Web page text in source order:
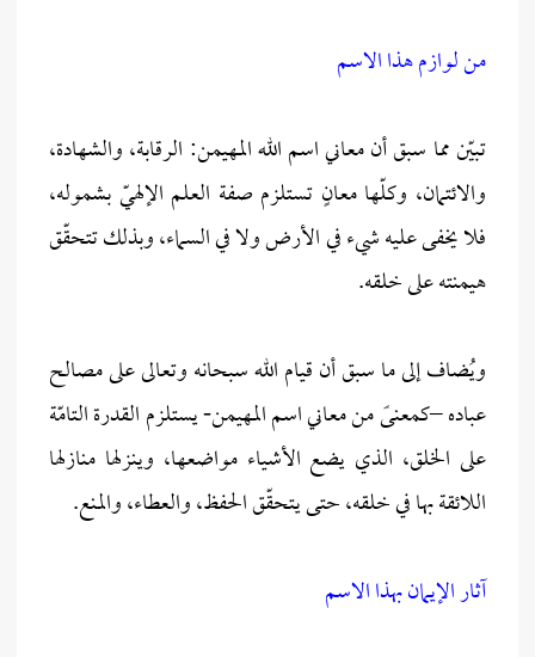
من لوازم هذا الاسم
تبيّن مما سبق أن معاني اسم الله المهيمن: الرقابة، والشهادة،
والائتمان، وكلّها معانٍ تستلزم صفة العلم الإلهيّ بشموله،
فلا يخفى عليه شيء في الأرض ولا في السماء، وبذلك تتحقّق
هيمنته على خلقه.
ويُضاف إلى ما سبق أن قيام الله سبحانه وتعالى على مصالح
عباده –كمعنىً من معاني اسم المهيمن- يستلزم القدرة التامّة
على الخلق، الذي يضع الأشياء مواضعها، وينزلها منازلها
اللائقة بها في خلقه، حتى يتحقّق الحفظ، والعطاء، والمنع.
آثار الإيمان بهذا الاسم